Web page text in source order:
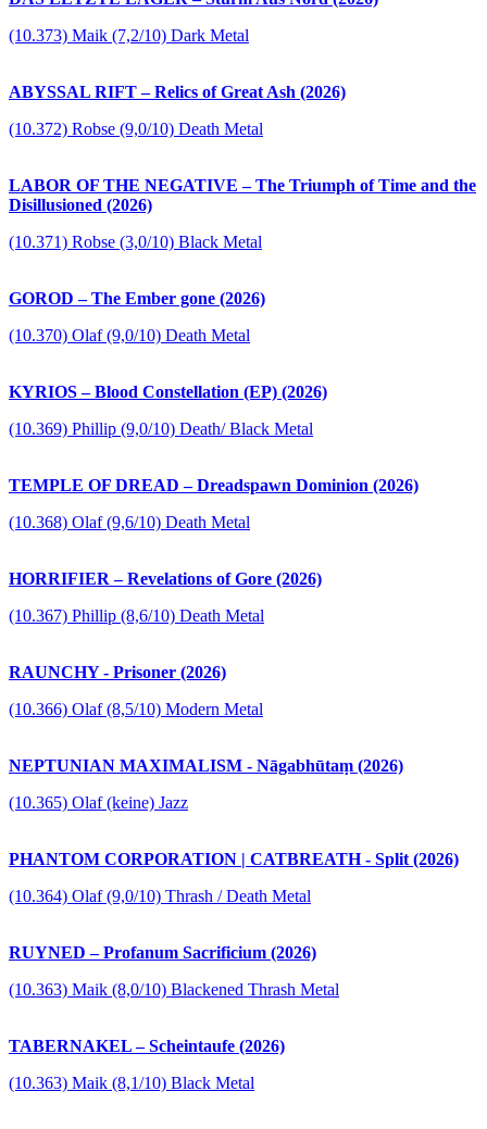
(10.373) Maik (7,2/10) Dark Metal
ABYSSAL RIFT – Relics of Great Ash (2026)
(10.372) Robse (9,0/10) Death Metal
LABOR OF THE NEGATIVE – The Triumph of Time and the
Disillusioned (2026)
(10.371) Robse (3,0/10) Black Metal
GOROD – The Ember gone (2026)
(10.370) Olaf (9,0/10) Death Metal
KYRIOS – Blood Constellation (EP) (2026)
(10.369) Phillip (9,0/10) Death/ Black Metal
TEMPLE OF DREAD – Dreadspawn Dominion (2026)
(10.368) Olaf (9,6/10) Death Metal
HORRIFIER – Revelations of Gore (2026)
(10.367) Phillip (8,6/10) Death Metal
RAUNCHY - Prisoner (2026)
(10.366) Olaf (8,5/10) Modern Metal
NEPTUNIAN MAXIMALISM - Nāgabhūtaṃ (2026)
(10.365) Olaf (keine) Jazz
PHANTOM CORPORATION | CATBREATH - Split (2026)
(10.364) Olaf (9,0/10) Thrash / Death Metal
RUYNED – Profanum Sacrificium (2026)
(10.363) Maik (8,0/10) Blackened Thrash Metal
TABERNAKEL – Scheintaufe (2026)
(10.363) Maik (8,1/10) Black Metal